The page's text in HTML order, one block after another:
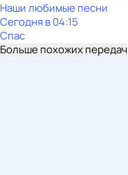
Наши любимые песни
Сегодня в 04:15
Спас
Больше похожих передач